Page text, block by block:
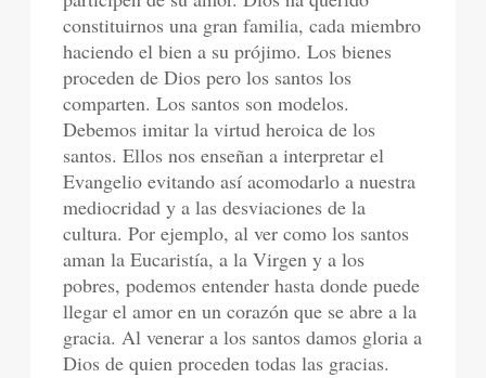
constituirnos una gran familia, cada miembro
haciendo el bien a su prójimo. Los bienes
proceden de Dios pero los santos los
comparten. Los santos son modelos.
Debemos imitar la virtud heroica de los
santos. Ellos nos enseñan a interpretar el
Evangelio evitando así acomodarlo a nuestra
mediocridad y a las desviaciones de la
cultura. Por ejemplo, al ver como los santos
aman la Eucaristía, a la Virgen y a los
pobres, podemos entender hasta donde puede
llegar el amor en un corazón que se abre a la
gracia. Al venerar a los santos damos gloria a
Dios de quien proceden todas las gracias.